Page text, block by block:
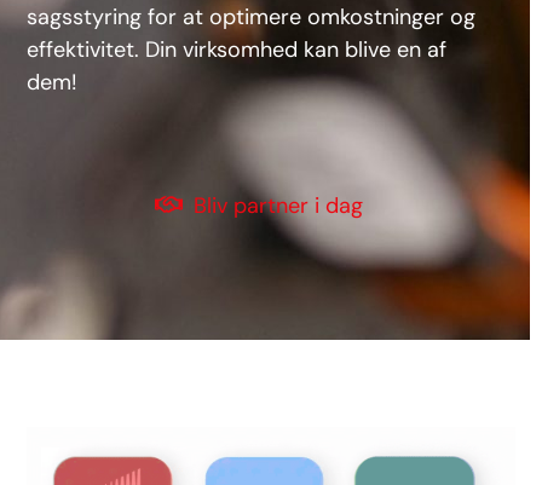
sagsstyring for at optimere omkostninger og
effektivitet. Din virksomhed kan blive en af
dem!
Bliv partner i dag